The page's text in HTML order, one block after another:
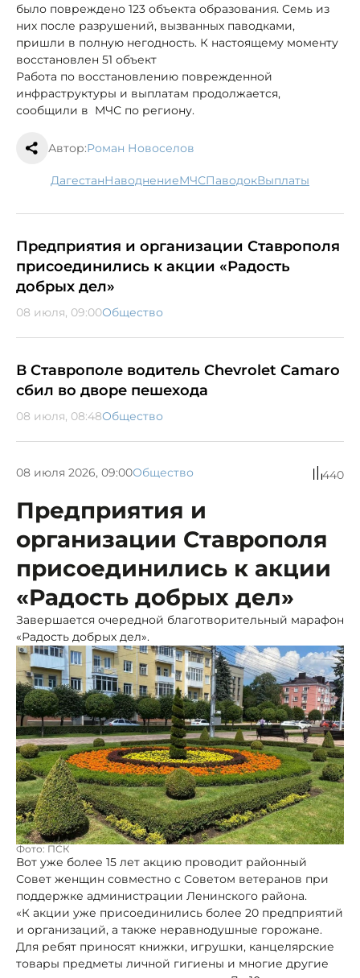
было повреждено 123 объекта образования. Семь из
них после разрушений, вызванных паводками,
пришли в полную негодность. К настоящему моменту
восстановлен 51 объект
Работа по восстановлению поврежденной
инфраструктуры и выплатам продолжается,
сообщили в МЧС по региону.
Автор:Роман Новоселов
Дагестан наводнение МЧС паводок выплаты
Предприятия и организации Ставрополя
присоединились к акции «Радость
добрых дел»
08 июля, 09:00Общество
В Ставрополе водитель Chevrolet Camaro
сбил во дворе пешехода
08 июля, 08:48Общество
08 июля 2026, 09:00Общество 440
Предприятия и
организации Ставрополя
присоединились к акции
«Радость добрых дел»
Завершается очередной благотворительный марафон
«Радость добрых дел».
Фото: ПСК
Вот уже более 15 лет акцию проводит районный
Совет женщин совместно с Советом ветеранов при
поддержке администрации Ленинского района.
«К акции уже присоединились более 20 предприятий
и организаций, а также неравнодушные горожане.
Для ребят приносят книжки, игрушки, канцелярские
товары предметы личной гигиены и многие другие